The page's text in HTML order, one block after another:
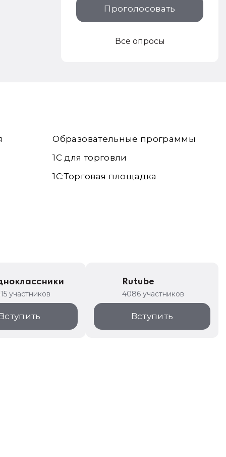
Проголосовать
Все опросы
Образовательные программы
1С для торговли
1С:Торговая площадка
участников
Rutube
4086 участников
Вступить